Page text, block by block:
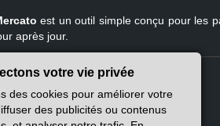
est un outil simple conçu pour les
après jour.
Ligue 1
PSG
Marseille
votre vie privée
des cookies pour améliorer votre
des publicités ou contenus